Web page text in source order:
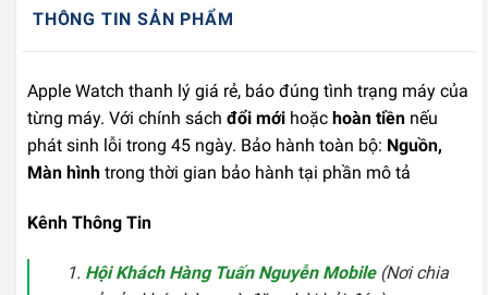
THÔNG TIN SẢN PHẨM
Apple Watch thanh lý giá rẻ, báo đúng tình trạng máy của
từng máy. Với chính sách đổi mới hoặc hoàn tiền nếu
phát sinh lỗi trong 45 ngày. Bảo hành toàn bộ: Nguồn,
Màn hình trong thời gian bảo hành tại phần mô tả
Kênh Thông Tin
Hội Khách Hàng Tuấn Nguyễn Mobile(Nơi chia